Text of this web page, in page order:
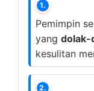
1.
Pemimpin
yang dolak-
kesulitan
2.